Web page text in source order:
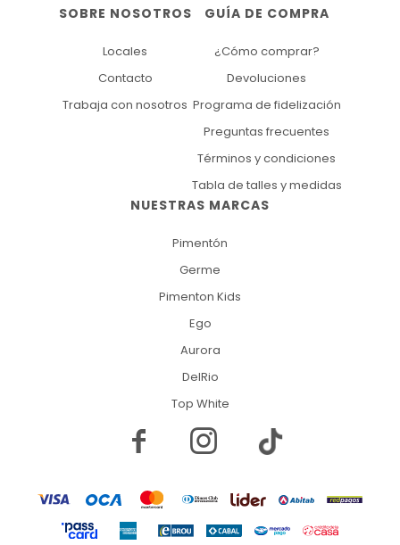
NUESTRAS MARCAS
Pimentón
Germe
Pimenton Kids
Ego
Aurora
DelRio
Top White
GUÍA DE COMPRA
¿Cómo comprar?
Devoluciones
Programa de fidelización
Preguntas frecuentes
Términos y condiciones
Tabla de talles y medidas
SOBRE NOSOTROS
Locales
Contacto
Trabaja con nosotros
 